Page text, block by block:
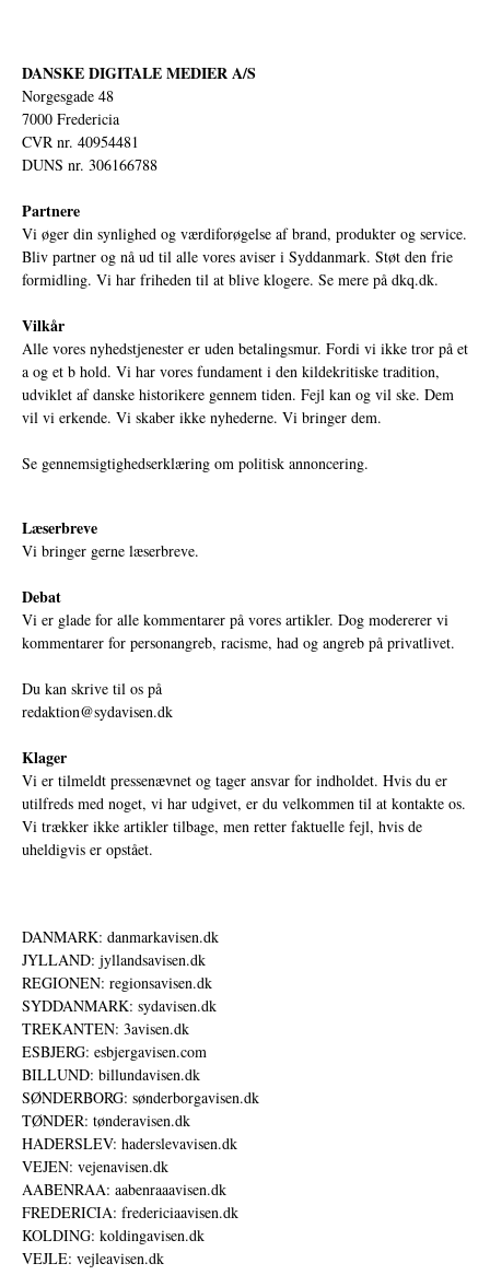
DANSKE DIGITALE MEDIER A/S
Norgesgade 48
7000 Fredericia
CVR nr. 40954481
DUNS nr. 306166788
Partnere
Vi øger din synlighed og værdiforøgelse af brand, produkter og service.
Bliv partner og nå ud til alle vores aviser i Syddanmark. Støt den frie
formidling. Vi har friheden til at blive klogere. Se mere på dkq.dk.
Vilkår
Alle vores nyhedstjenester er uden betalingsmur. Fordi vi ikke tror på et
a og et b hold. Vi har vores fundament i den kildekritiske tradition,
udviklet af danske historikere gennem tiden. Fejl kan og vil ske. Dem
vil vi erkende. Vi skaber ikke nyhederne. Vi bringer dem.
Se gennemsigtighedserklæring om politisk annoncering.
Læserbreve
Vi bringer gerne læserbreve.
Debat
Vi er glade for alle kommentarer på vores artikler. Dog modererer vi
kommentarer for personangreb, racisme, had og angreb på privatlivet.
Du kan skrive til os på
redaktion@sydavisen.dk
Klager
Vi er tilmeldt pressenævnet og tager ansvar for indholdet. Hvis du er
utilfreds med noget, vi har udgivet, er du velkommen til at kontakte os.
Vi trækker ikke artikler tilbage, men retter faktuelle fejl, hvis de
uheldigvis er opstået.
DANMARK: danmarkavisen.dk
JYLLAND: jyllandsavisen.dk
REGIONEN: regionsavisen.dk
SYDDANMARK: sydavisen.dk
TREKANTEN: 3avisen.dk
ESBJERG: esbjergavisen.com
BILLUND: billundavisen.dk
SØNDERBORG: sønderborgavisen.dk
TØNDER: tønderavisen.dk
HADERSLEV: haderslevavisen.dk
VEJEN: vejenavisen.dk
AABENRAA: aabenraaavisen.dk
FREDERICIA: fredericiaavisen.dk
KOLDING: koldingavisen.dk
VEJLE: vejleavisen.dk